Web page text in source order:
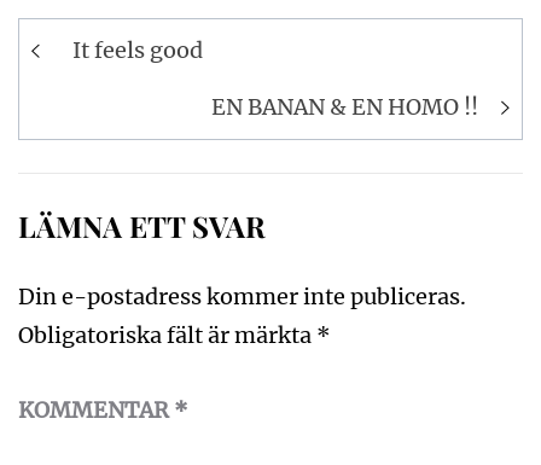
Inläggsnavigering
It feels good
EN BANAN & EN HOMO !!
LÄMNA ETT SVAR
Din e-postadress kommer inte publiceras.
Obligatoriska fält är märkta *
KOMMENTAR*